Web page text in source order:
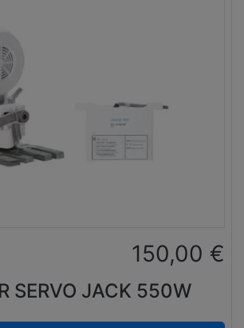
150,00 €
SERVO JACK 550W